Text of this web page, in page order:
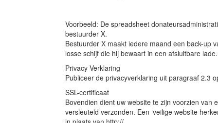
Voorbeeld: De spreadsheet
bestuurder X.
Bestuurder X maakt iedere maand een back-up
losse schijf die hij bewaart in een afsluitbare lade.
Privacy Verklaring
Publiceer de privacyverklaring uit paragraaf 2.3
SSL-certificaat
Bovendien dient uw website te zijn voorzien van
versleuteld verzonden. Een ‘veilige website